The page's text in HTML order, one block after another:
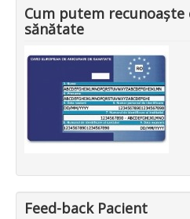
Cum putem
sănătate
Feed-back Pacient